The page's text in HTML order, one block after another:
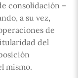
consolidación –
a su vez,
de
del
mismo.